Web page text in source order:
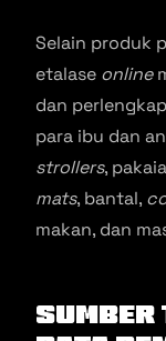
Selain produk
etalase online
dan
para ibu dan
strollers,
mats, bantal,
makan, dan